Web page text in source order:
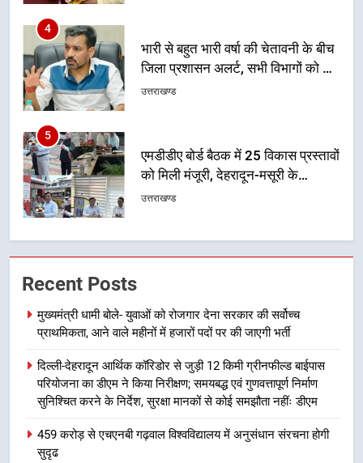
5
एमडीडीए बोर्ड बैठक में 25 विकास प्रस्तावों
को मिली मंजूरी, देहरादून-मसूरी के
6
मुख्यमंत्री पुष्कर सिंह धामी के दिशा-निर्देशों
में पीएम आवास योजना (शहरी) की प्रगति
7
गिरफ्तार
उत्तराखण्ड
8
भारी बारिश का अलर्ट! 6 अगस्त को
देहरादून में स्कूल बंद
Recent Posts
मुख्यमंत्री धामी बोले- युवाओं को रोजगार देना सरकार की सर्वोच्च
प्राथमिकता, आने वाले महीनों में हजारों पदों पर की जाएगी भर्ती
दिल्ली-देहरादून आर्थिक कॉरिडोर से जुड़ी 12 किमी ग्रीनफील्ड बाईपास
परियोजना का डीएम ने किया निरीक्षण; समयबद्ध एवं गुणवत्तापूर्ण निर्माण
सुनिश्चित करने के निर्देश, सुरक्षा मानकों से कोई समझौता नहींः डीएम
459 करोड़ से एचएनबी गढ़वाल विश्वविद्यालय में अनुसंधान संरचना होगी
सुदृढ